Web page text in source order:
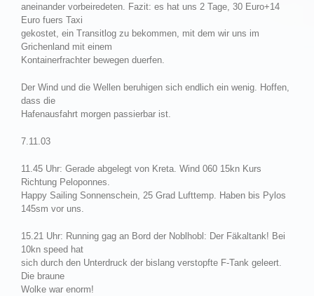
aneinander vorbeiredeten. Fazit: es hat uns 2 Tage, 30 Euro+14
Euro fuers Taxi
gekostet, ein Transitlog zu bekommen, mit dem wir uns im
Grichenland mit einem
Kontainerfrachter bewegen duerfen.
Der Wind und die Wellen beruhigen sich endlich ein wenig. Hoffen,
dass die
Hafenausfahrt morgen passierbar ist.
7.11.03
11.45 Uhr: Gerade abgelegt von Kreta. Wind 060 15kn Kurs
Richtung Peloponnes.
Happy Sailing Sonnenschein, 25 Grad Lufttemp. Haben bis Pylos
145sm vor uns.
15.21 Uhr: Running gag an Bord der Noblhobl: Der Fäkaltank! Bei
10kn speed hat
sich durch den Unterdruck der bislang verstopfte F-Tank geleert.
Die braune
Wolke war enorm!